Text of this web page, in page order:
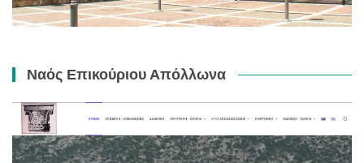
Ναός Επικούριου Απόλλωνα